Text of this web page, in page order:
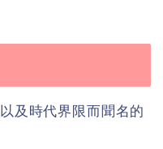
及時代界限而聞名的